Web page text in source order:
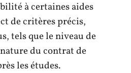
à certaines aides
de critères précis,
tels que le niveau de
du contrat de
les études.